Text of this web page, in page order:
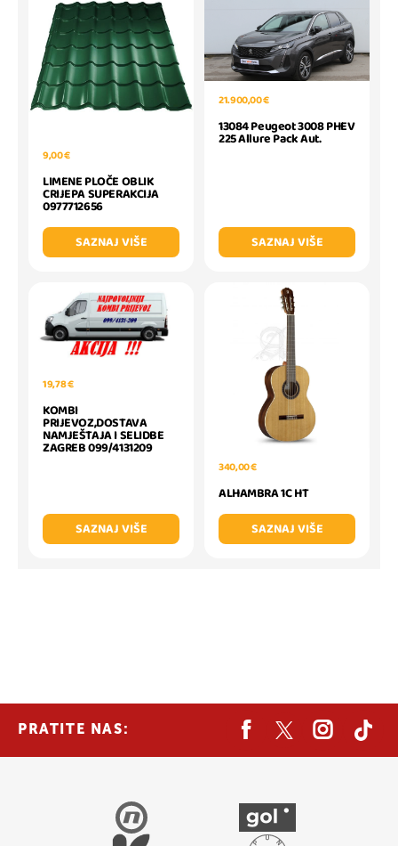
9,00 €
LIMENE PLOČE OBLIK
CRIJEPA SUPERAKCIJA
0977712656
SAZNAJ VIŠE
21.900,00 €
13084 Peugeot 3008 PHEV
225 Allure Pack Aut.
SAZNAJ VIŠE
19,78 €
KOMBI
PRIJEVOZ,DOSTAVA
NAMJEŠTAJA I SELIDBE
ZAGREB 099/4131209
SAZNAJ VIŠE
340,00 €
ALHAMBRA 1C HT
SAZNAJ VIŠE
PRATITE NAS: